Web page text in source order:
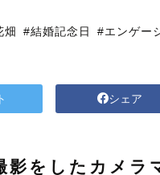
畑 #結婚記念日
#エンゲー
シェア
影をしたカメラ